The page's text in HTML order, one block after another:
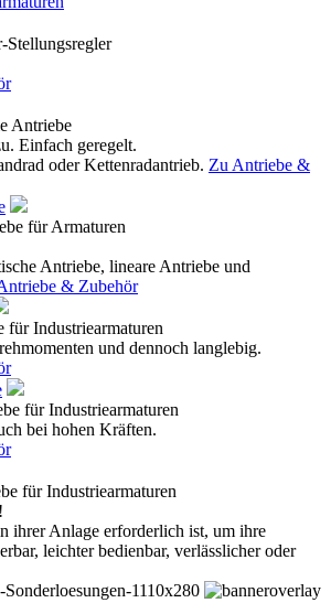
Einfach geregelt.
oder Kettenradantrieb. Zu Antriebe &
Antriebe, lineare Antriebe und
& Zubehör
und dennoch langlebig.
bei hohen Kräften.
ihrer Anlage erforderlich ist, um ihre
leichter bedienbar, verlässlicher oder